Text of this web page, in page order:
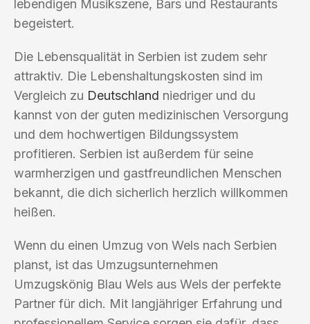
lebendigen Musikszene, Bars und Restaurants
begeistert.
Die Lebensqualität in Serbien ist zudem sehr
attraktiv. Die Lebenshaltungskosten sind im
Vergleich zu Deutschland niedriger und du
kannst von der guten medizinischen Versorgung
und dem hochwertigen Bildungssystem
profitieren. Serbien ist außerdem für seine
warmherzigen und gastfreundlichen Menschen
bekannt, die dich sicherlich herzlich willkommen
heißen.
Wenn du einen Umzug von Wels nach Serbien
planst, ist das Umzugsunternehmen
Umzugskönig Blau Wels aus Wels der perfekte
Partner für dich. Mit langjähriger Erfahrung und